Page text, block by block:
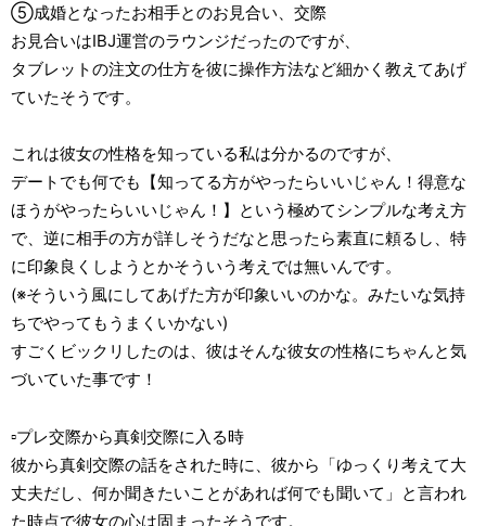
⑤成婚となったお相手とのお見合い、交際
お見合いはIBJ運営のラウンジだったのですが、
タブレットの注文の仕方を彼に操作方法など細かく教えてあげ
ていたそうです。
これは彼女の性格を知っている私は分かるのですが、
デートでも何でも【知ってる方がやったらいいじゃん！得意な
ほうがやったらいいじゃん！】という極めてシンプルな考え方
で、逆に相手の方が詳しそうだなと思ったら素直に頼るし、特
に印象良くしようとかそういう考えでは無いんです。
(※そういう風にしてあげた方が印象いいのかな。みたいな気持
ちでやってもうまくいかない)
すごくビックリしたのは、彼はそんな彼女の性格にちゃんと気
づいていた事です！
▫プレ交際から真剣交際に入る時
彼から真剣交際の話をされた時に、彼から「ゆっくり考えて大
丈夫だし、何か聞きたいことがあれば何でも聞いて」と言われ
た時点で彼女の心は固まったそうです。